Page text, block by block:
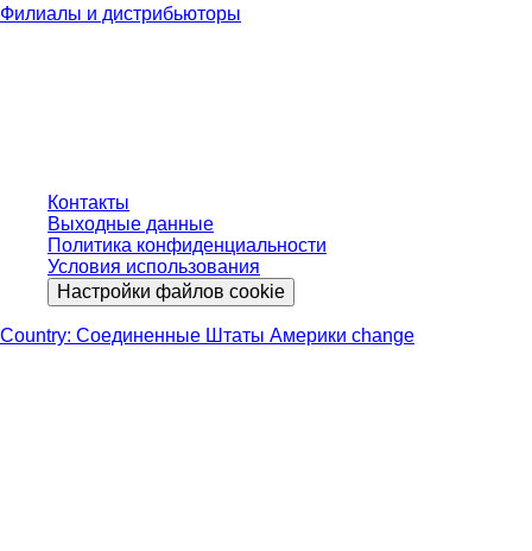
Филиалы и дистрибьюторы
Контакты
Выходные данные
Политика конфиденциальности
Условия использования
Настройки файлов cookie
Country: Соединенные Штаты Америки change